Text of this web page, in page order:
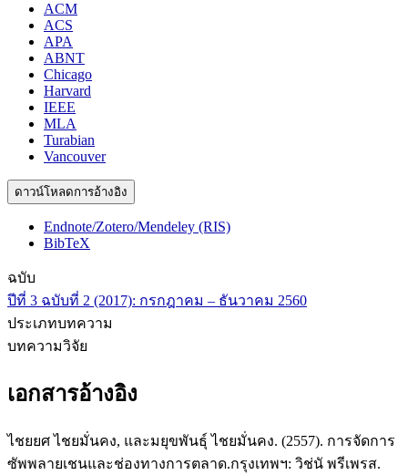
ACM
ACS
APA
ABNT
Chicago
Harvard
IEEE
MLA
Turabian
Vancouver
ดาวน์โหลดการอ้างอิง
Endnote/Zotero/Mendeley (RIS)
BibTeX
ฉบับ
ปีที่ 3 ฉบับที่ 2 (2017): กรกฎาคม – ธันวาคม 2560
ประเภทบทความ
บทความวิจัย
เอกสารอ้างอิง
ไชยยศ ไชยมั่นคง, และมยุขพันธุ์ ไชยมั่นคง. (2557). การจัดการ
ซัพพลายเชนและช่องทางการตลาด.กรุงเทพฯ: วิช่นั พรีเพรส.